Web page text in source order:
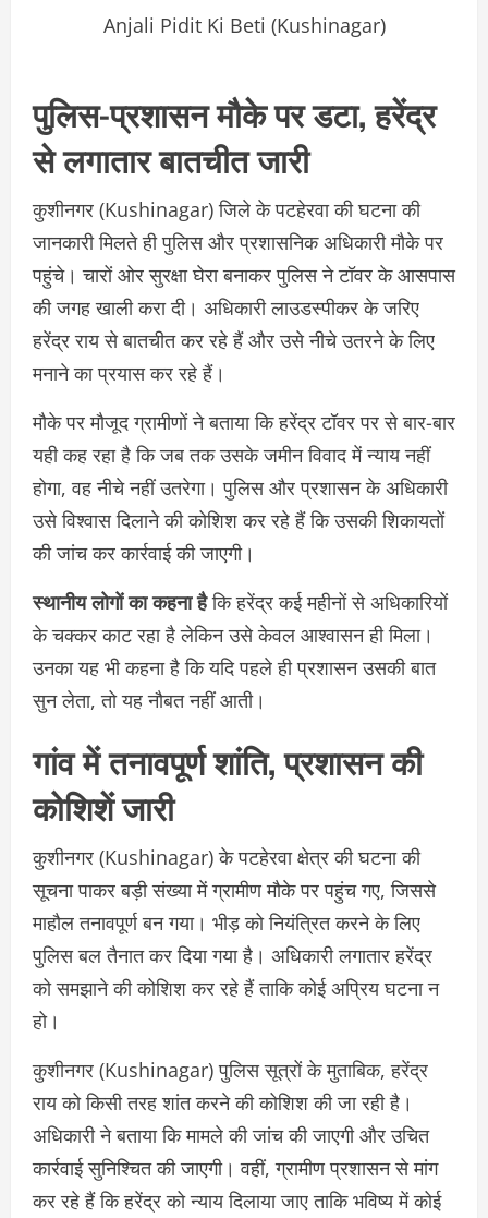
Anjali Pidit Ki Beti (Kushinagar)
पुलिस-प्रशासन मौके पर डटा, हरेंद्र
से लगातार बातचीत जारी
कुशीनगर (Kushinagar) जिले के पटहेरवा की घटना की
जानकारी मिलते ही पुलिस और प्रशासनिक अधिकारी मौके पर
पहुंचे। चारों ओर सुरक्षा घेरा बनाकर पुलिस ने टॉवर के आसपास
की जगह खाली करा दी। अधिकारी लाउडस्पीकर के जरिए
हरेंद्र राय से बातचीत कर रहे हैं और उसे नीचे उतरने के लिए
मनाने का प्रयास कर रहे हैं।
मौके पर मौजूद ग्रामीणों ने बताया कि हरेंद्र टॉवर पर से बार-बार
यही कह रहा है कि जब तक उसके जमीन विवाद में न्याय नहीं
होगा, वह नीचे नहीं उतरेगा। पुलिस और प्रशासन के अधिकारी
उसे विश्वास दिलाने की कोशिश कर रहे हैं कि उसकी शिकायतों
की जांच कर कार्रवाई की जाएगी।
स्थानीय लोगों का कहना हैकि हरेंद्र कई महीनों से अधिकारियों
के चक्कर काट रहा है लेकिन उसे केवल आश्वासन ही मिला।
उनका यह भी कहना है कि यदि पहले ही प्रशासन उसकी बात
सुन लेता, तो यह नौबत नहीं आती।
गांव में तनावपूर्ण शांति, प्रशासन की
कोशिशें जारी
कुशीनगर (Kushinagar) के पटहेरवा क्षेत्र की घटना की
सूचना पाकर बड़ी संख्या में ग्रामीण मौके पर पहुंच गए, जिससे
माहौल तनावपूर्ण बन गया। भीड़ को नियंत्रित करने के लिए
पुलिस बल तैनात कर दिया गया है। अधिकारी लगातार हरेंद्र
को समझाने की कोशिश कर रहे हैं ताकि कोई अप्रिय घटना न
हो।
कुशीनगर (Kushinagar) पुलिस सूत्रों के मुताबिक, हरेंद्र
राय को किसी तरह शांत करने की कोशिश की जा रही है।
अधिकारी ने बताया कि मामले की जांच की जाएगी और उचित
कार्रवाई सुनिश्चित की जाएगी। वहीं, ग्रामीण प्रशासन से मांग
कर रहे हैं कि हरेंद्र को न्याय दिलाया जाए ताकि भविष्य में कोई